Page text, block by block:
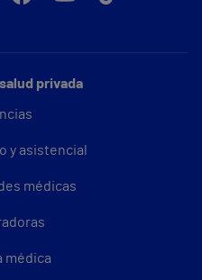
privada
y asistencial
médicas
médica